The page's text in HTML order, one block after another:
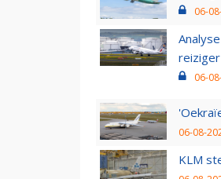
06-
reiziger
06-
06-08-
KLM